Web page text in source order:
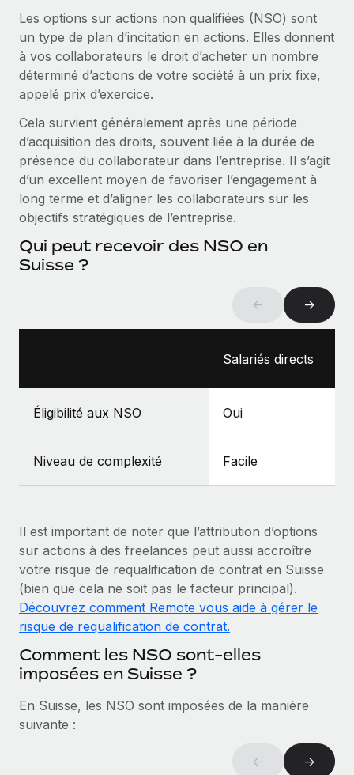
Achetez et suivez vos équipements informatiques
dans le monde entier
Création d’entité
Établissez des entités rapidement et en toute
Mobilité et déménagement international
Organisez facilement le déménagement de vos
employés
Avantages sociaux
Gérez facilement les avantages sociaux
En savoir plus
Intégration Remote x BambooHR : du local à
l’international, le recrutement sans changer de
Impact Les clients BambooHR peuvent désormais
embaucher et gérer les employés internationaux...
En savoir plus
Gestion des freelances
Taxes
Explorer le blog
BLOG
Mises à jour des produits de Remote :
Intégrations Gusto et Xero et Gestion des
freelances Plus
toute taille à embaucher, gérer et payer...
répartis dans 19 pays grâce à Remote
Les options sur actions non qualifiées (NSO) sont
un type de plan d’incitation en actions. Elles donnent
à vos collaborateurs le droit d’acheter un nombre
déterminé d’actions de votre société à un prix fixe,
appelé prix d’exercice.
Cela survient généralement après une période
d’acquisition des droits, souvent liée à la durée de
présence du collaborateur dans l’entreprise. Il s’agit
d’un excellent moyen de favoriser l’engagement à
long terme et d’aligner les collaborateurs sur les
objectifs stratégiques de l’entreprise.
Qui peut recevoir des NSO en
Suisse ?
← →
Salariés directs
Éligibilité aux NSO Oui
Niveau de complexité Facile
Il est important de noter que l’attribution d’options
sur actions à des freelances peut aussi accroître
votre risque de requalification de contrat en Suisse
(bien que cela ne soit pas le facteur principal).
Découvrez comment Remote vous aide à gérer le
risque de requalification de contrat.
Comment les NSO sont-elles
imposées en Suisse ?
En Suisse, les NSO sont imposées de la manière
suivante :
← →